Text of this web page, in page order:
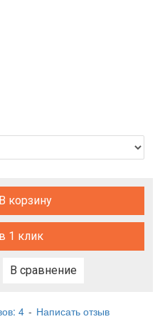
4 - Написать отзыв
В корзину
1 клик
В сравнение